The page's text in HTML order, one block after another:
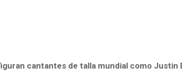
cantantes de talla mundial como Justin